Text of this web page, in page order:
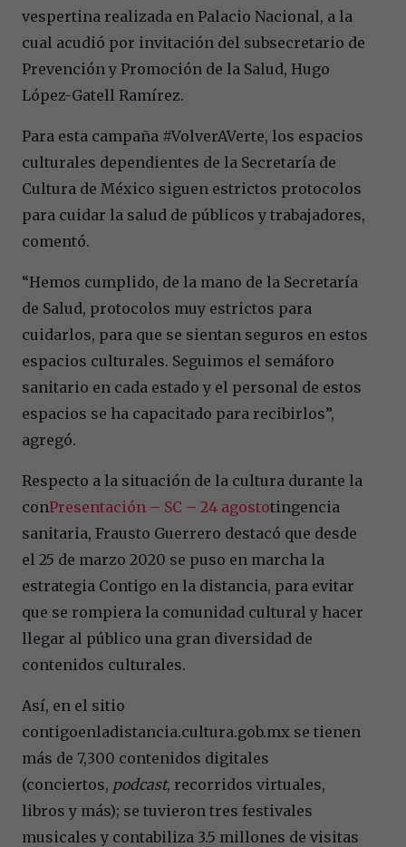
vespertina realizada en Palacio Nacional, a la
cual acudió por invitación del subsecretario de
Prevención y Promoción de la Salud, Hugo
López-Gatell Ramírez.
Para esta campaña #VolverAVerte, los espacios
culturales dependientes de la Secretaría de
Cultura de México siguen estrictos protocolos
para cuidar la salud de públicos y trabajadores,
comentó.
“Hemos cumplido, de la mano de la Secretaría
de Salud, protocolos muy estrictos para
cuidarlos, para que se sientan seguros en estos
espacios culturales. Seguimos el semáforo
sanitario en cada estado y el personal de estos
espacios se ha capacitado para recibirlos”,
agregó.
Respecto a la situación de la cultura durante la
conPresentación – SC – 24 agostotingencia
sanitaria, Frausto Guerrero destacó que desde
el 25 de marzo 2020 se puso en marcha la
estrategia Contigo en la distancia, para evitar
que se rompiera la comunidad cultural y hacer
llegar al público una gran diversidad de
contenidos culturales.
Así, en el sitio
contigoenladistancia.cultura.gob.mx se tienen
más de 7,300 contenidos digitales
(conciertos, podcast, recorridos virtuales,
libros y más); se tuvieron tres festivales
musicales y contabiliza 3.5 millones de visitas